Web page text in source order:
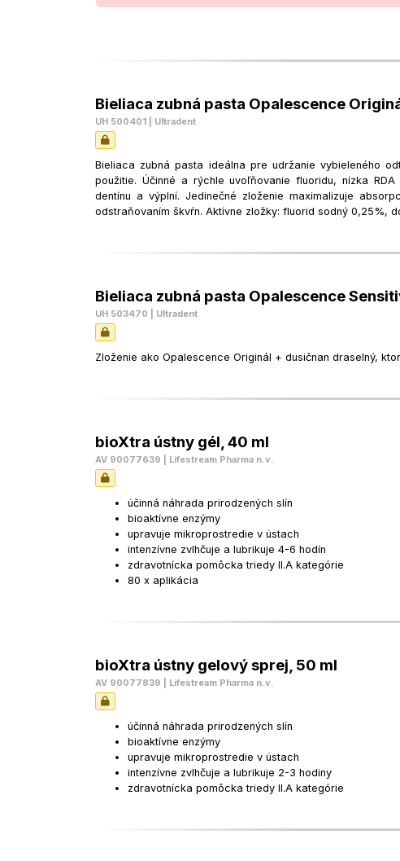
Bieliaca zubná pasta Opalescence
UH 500401 | Ultradent
Bieliaca zubná pasta ideálna pre udržanie vybieleného
použitie. Účinné a rýchle uvoľňovanie fluoridu, nízka
dentínu a výplní. Jedinečné zloženie maximalizuje
odstraňovaním škvŕn. Aktívne zložky: fluorid sodný 0,25%,
Bieliaca zubná pasta Opalescence
UH 503470 | Ultradent
Zloženie ako Opalescence Originál + dusičnan draselný,
bioXtra ústny gél, 40 ml
AV 90077639 | Lifestream Pharma n.v.
účinná náhrada prirodzených slín
bioaktívne enzýmy
upravuje mikroprostredie v ústach
intenzívne zvlhčuje a lubrikuje 4-6 hodín
zdravotnícka pomôcka triedy II.A kategórie
80 x aplikácia
bioXtra ústny gelový sprej, 50 ml
AV 90077839 | Lifestream Pharma n.v.
účinná náhrada prirodzených slín
bioaktívne enzýmy
upravuje mikroprostredie v ústach
intenzívne zvlhčuje a lubrikuje 2-3 hodiny
zdravotnícka pomôcka triedy II.A kategórie